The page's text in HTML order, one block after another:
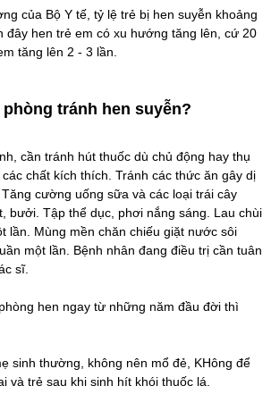
của Bộ Y tế, tỷ lệ trẻ bị hen suyễn khoảng
đây hen trẻ em có xu hướng tăng lên, cứ 20
tăng lên 2 - 3 lần.
tránh hen suyễn?
cần tránh hút thuốc dù chủ động hay thụ
chất kích thích. Tránh các thức ăn gây dị
cường uống sữa và các loại trái cây
bưởi. Tập thể dục, phơi nắng sáng. Lau chùi
lần. Mùng mền chăn chiếu giặt nước sôi
một lần. Bệnh nhân đang điều trị cần tuân
sĩ.
hen ngay từ những năm đầu đời thì
sinh thường, không nên mổ đẻ, KHông để
và trẻ sau khi sinh hít khói thuốc lá.